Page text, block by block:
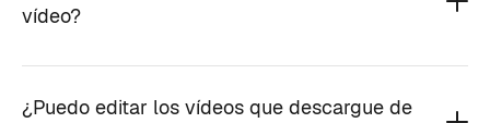
vídeo?
¿Puedo editar los vídeos que descargue de